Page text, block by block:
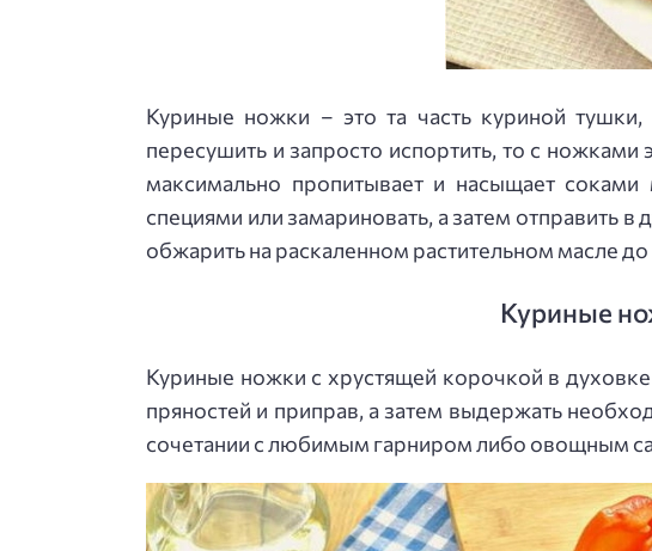
Куриные ножки – это та часть куриной
пересушить и запросто испортить, то с
максимально пропитывает и насыщает
специями или замариновать, а затем отправить
обжарить на раскаленном растительном масле
Куриные
Куриные ножки с хрустящей корочкой в духовке
пряностей и приправ, а затем выдержать
сочетании с любимым гарниром либо овощным